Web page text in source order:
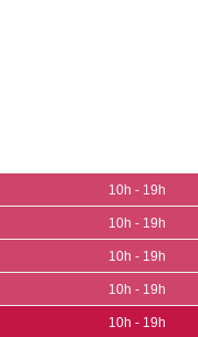
10h - 19h
10h - 19h
10h - 19h
10h - 19h
10h - 19h